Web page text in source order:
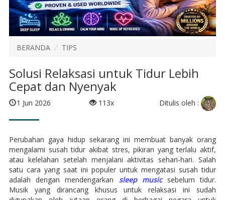
BERANDA TIPS
Solusi Relaksasi untuk Tidur Lebih
Cepat dan Nyenyak
1 Jun 2026 113x Ditulis oleh :
Perubahan gaya hidup sekarang ini membuat banyak orang
mengalami susah tidur akibat stres, pikiran yang terlalu aktif,
atau kelelahan setelah menjalani aktivitas sehari-hari. Salah
satu cara yang saat ini populer untuk mengatasi susah tidur
adalah dengan mendengarkan sleep musicsebelum tidur.
Musik yang dirancang khusus untuk relaksasi ini sudah